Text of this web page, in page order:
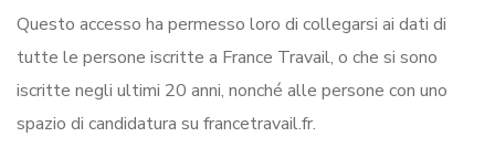
Questo accesso ha permesso loro di collegarsi ai dati di
tutte le persone iscritte a France Travail, o che si sono
iscritte negli ultimi 20 anni, nonché alle persone con uno
spazio di candidatura su francetravail.fr.